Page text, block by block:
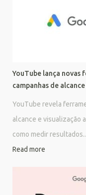
YouTube lança novas
campanhas de
YouTube revela
alcance e visualização
como medir
Read more